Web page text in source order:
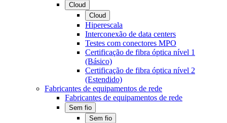
Cloud
Cloud
Hiperescala
Interconexão de data centers
Testes com conectores MPO
Certificação de fibra óptica nível 1
(Básico)
Certificação de fibra óptica nível 2
(Estendido)
Fabricantes de equipamentos de rede
Fabricantes de equipamentos de rede
Sem fio
Sem fio